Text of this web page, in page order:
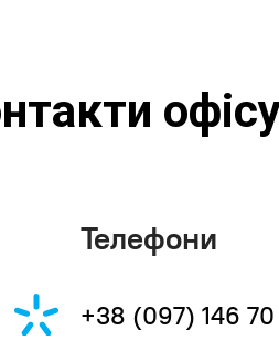
Телефони
+38 (097) 146